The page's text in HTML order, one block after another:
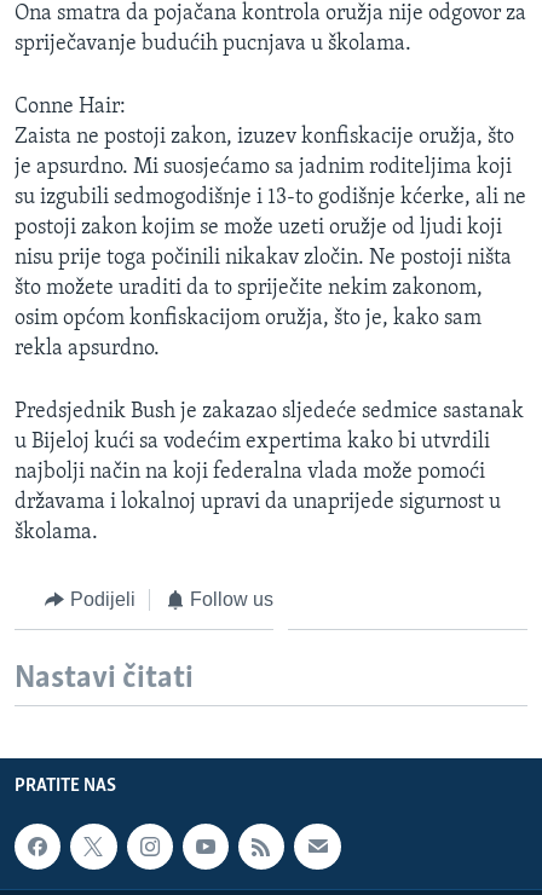
Ona smatra da pojačana kontrola oružja nije odgovor za
spriječavanje budućih pucnjava u školama.
Conne Hair:
Zaista ne postoji zakon, izuzev konfiskacije oružja, što
je apsurdno. Mi suosjećamo sa jadnim roditeljima koji
su izgubili sedmogodišnje i 13-to godišnje kćerke, ali ne
postoji zakon kojim se može uzeti oružje od ljudi koji
nisu prije toga počinili nikakav zločin. Ne postoji ništa
što možete uraditi da to spriječite nekim zakonom,
osim općom konfiskacijom oružja, što je, kako sam
rekla apsurdno.
Predsjednik Bush je zakazao sljedeće sedmice sastanak
u Bijeloj kući sa vodećim expertima kako bi utvrdili
najbolji način na koji federalna vlada može pomoći
državama i lokalnoj upravi da unaprijede sigurnost u
školama.
Podijeli Follow us
Nastavi čitati
PRATITE NAS